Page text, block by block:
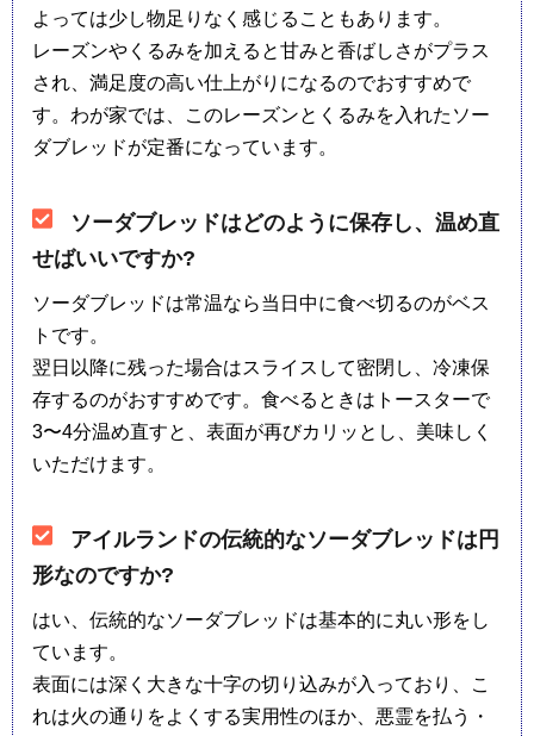
よっては少し物足りなく感じることもあります。
レーズンやくるみを加えると甘みと香ばしさがプラス
され、満足度の高い仕上がりになるのでおすすめで
す。わが家では、このレーズンとくるみを入れたソー
ダブレッドが定番になっています。
ソーダブレッドはどのように保存し、温め直
せばいいですか?
ソーダブレッドは常温なら当日中に食べ切るのがベス
トです。
翌日以降に残った場合はスライスして密閉し、冷凍保
存するのがおすすめです。食べるときはトースターで
3〜4分温め直すと、表面が再びカリッとし、美味しく
いただけます。
アイルランドの伝統的なソーダブレッドは円
形なのですか?
はい、伝統的なソーダブレッドは基本的に丸い形をし
ています。
表面には深く大きな十字の切り込みが入っており、こ
れは火の通りをよくする実用性のほか、悪霊を払う・